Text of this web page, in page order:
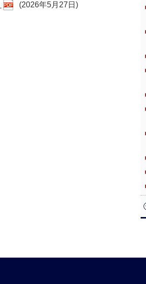
(2026年5月27日)